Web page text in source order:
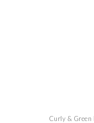
Curly & Green